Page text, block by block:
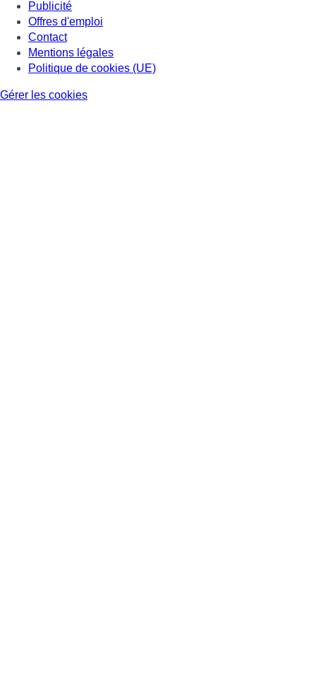
Publicité
Offres d'emploi
Contact
Mentions légales
Politique de cookies (UE)
Gérer les cookies